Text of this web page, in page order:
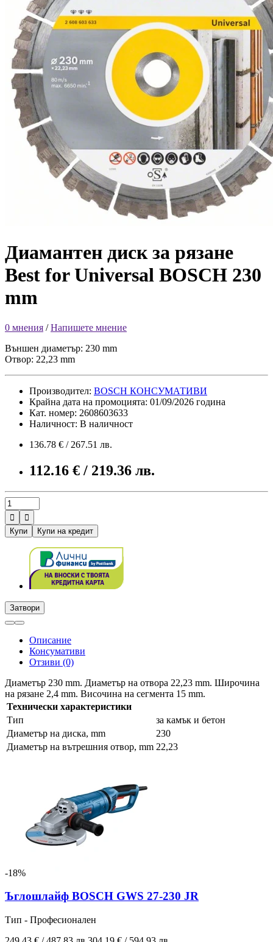
Диамантен диск за рязане
Best for Universal BOSCH 230
mm
0 мнения /Напишете мнение
Външен диаметър: 230 mm
Отвор: 22,23 mm
Производител: BOSCH КОНСУМАТИВИ
Крайна дата на промоцията: 01/09/2026 година
Кат. номер: 2608603633
Наличност: В наличност
136.78 € / 267.51 лв.
112.16 € / 219.36 лв.


Купи
Купи на кредит
Затвори
Описание
Консумативи
Отзиви (0)
Диаметър 230 mm. Диаметър на отвора 22,23 mm. Широчина
на рязане 2,4 mm. Височина на сегмента 15 mm.
Технически характеристики
Тип
за камък и бетон
Диаметър на диска, mm
230
Диаметър на вътрешния отвор, mm 22,23
-18%
Ъглошлайф BOSCH GWS 27-230 JR
Тип - Професионален